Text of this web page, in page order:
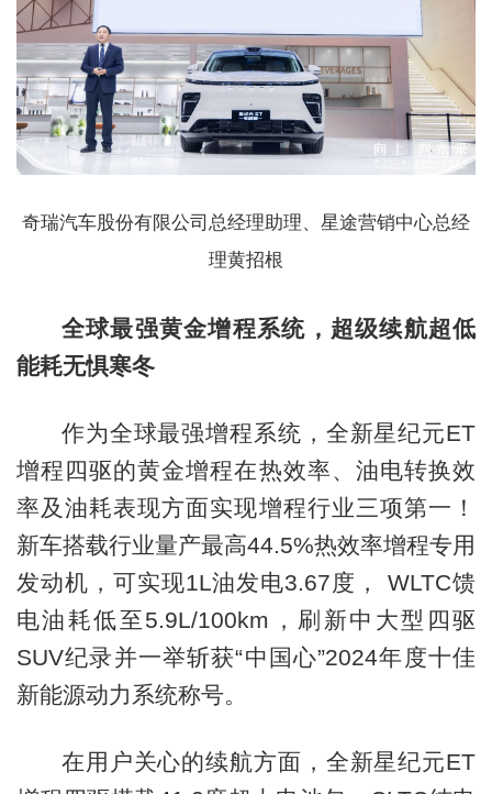
奇瑞汽车股份有限公司总经理助理、星途营销中心总经
理黄招根
全球最强黄金增程系统，超级续航超低
能耗无惧寒冬
作为全球最强增程系统，全新星纪元ET
增程四驱的黄金增程在热效率、油电转换效
率及油耗表现方面实现增程行业三项第一！
新车搭载行业量产最高44.5%热效率增程专用
发动机，可实现1L油发电3.67度， WLTC馈
电油耗低至5.9L/100km，刷新中大型四驱
SUV纪录并一举斩获“中国心”2024年度十佳
新能源动力系统称号。
在用户关心的续航方面，全新星纪元ET